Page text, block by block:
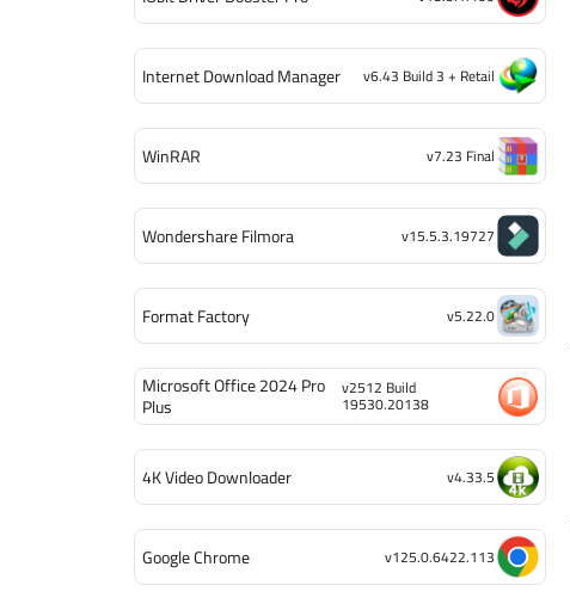
Internet Download Manager v6.43 Build 3 + Retail
WinRAR v7.23 Final
Wondershare Filmora v15.5.3.19727
Format Factory v5.22.0
Microsoft Office 2024 Pro
Plus
v2512 Build
19530.20138
4K Video Downloader v4.33.5
Google Chrome v125.0.6422.113